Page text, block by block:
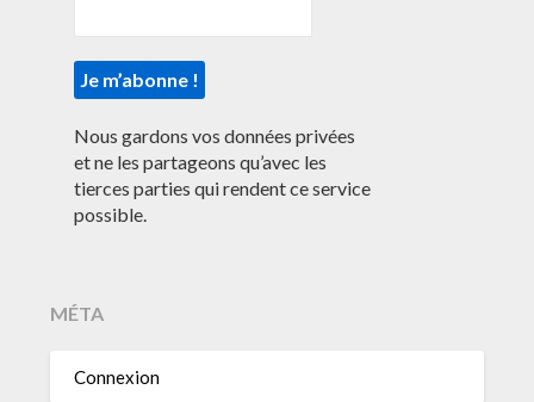
Nous gardons vos données privées
et ne les partageons qu’avec les
tierces parties qui rendent ce service
possible.
MÉTA
Connexion